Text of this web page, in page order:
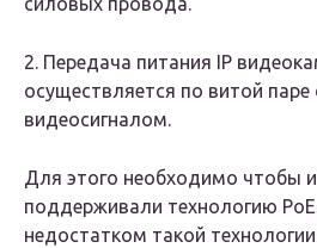
2. Передача питания IP
осуществляется по витой
видеосигналом.
Для этого необходимо чтобы
поддерживали технологию
недостатком такой